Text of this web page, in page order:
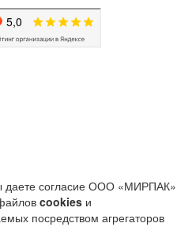
даете согласие ООО «МИРПАК»
cookies и
посредством агрегаторов